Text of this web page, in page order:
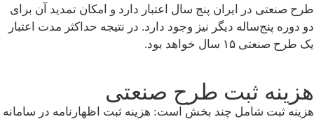
طرح صنعتی در ایران پنج سال اعتبار دارد و امکان تمدید آن برای
دو دوره پنج‌ساله دیگر نیز وجود دارد. در نتیجه حداکثر مدت اعتبار
یک طرح صنعتی ۱۵ سال خواهد بود.
هزینه ثبت طرح صنعتی
هزینه ثبت شامل چند بخش است: هزینه ثبت اظهارنامه در سامانه